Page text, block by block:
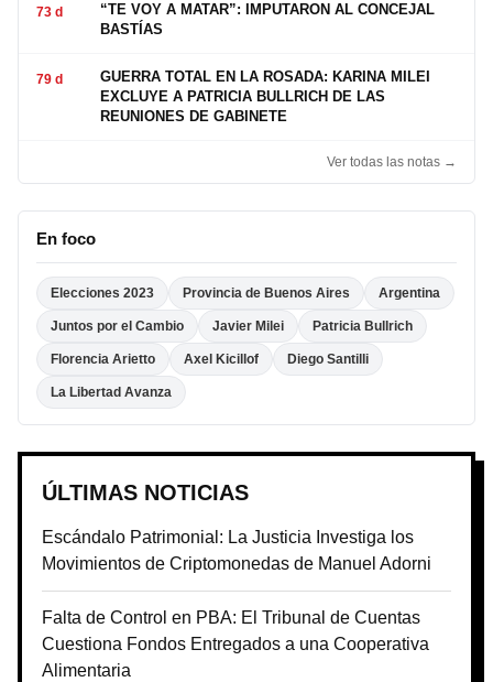
73 d
“TE VOY A MATAR”: IMPUTARON AL CONCEJAL
BASTÍAS
79 d
GUERRA TOTAL EN LA ROSADA: KARINA MILEI
EXCLUYE A PATRICIA BULLRICH DE LAS
REUNIONES DE GABINETE
Ver todas las notas →
En foco
Elecciones 2023 Provincia de Buenos Aires Argentina
Juntos por el Cambio Javier Milei Patricia Bullrich
Florencia Arietto Axel Kicillof Diego Santilli
La Libertad Avanza
ÚLTIMAS NOTICIAS
Escándalo Patrimonial: La Justicia Investiga los
Movimientos de Criptomonedas de Manuel Adorni
Falta de Control en PBA: El Tribunal de Cuentas
Cuestiona Fondos Entregados a una Cooperativa
Alimentaria